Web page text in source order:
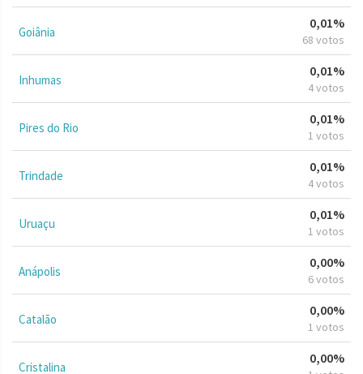
Goiânia
0,01%
68 votos
Inhumas
0,01%
4 votos
Pires do Rio
0,01%
1 votos
Trindade
0,01%
4 votos
Uruaçu
0,01%
1 votos
Anápolis
0,00%
6 votos
Catalão
0,00%
1 votos
Cristalina
0,00%